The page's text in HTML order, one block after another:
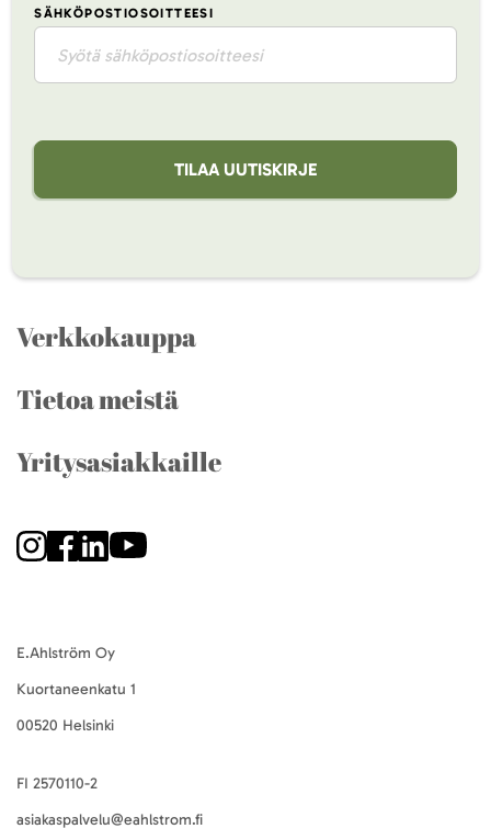
SÄHKÖPOSTIOSOITTEESI
TILAA UUTISKIRJE
Verkkokauppa
Tietoa meistä
Yritysasiakkaille
E.Ahlström Oy
Kuortaneenkatu 1
00520 Helsinki
FI 2570110-2
asiakaspalvelu@eahlstrom.fi